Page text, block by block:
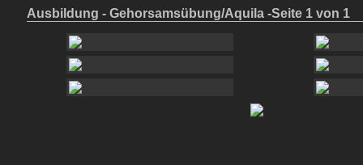
Ausbildung - Gehorsamsübung/Aquila -Seite 1 von 1